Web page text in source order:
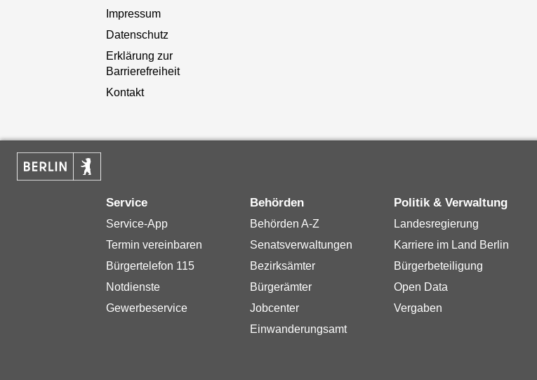
Impressum
Datenschutz
Erklärung zur
Barrierefreiheit
Kontakt
Service
Service-App
Termin vereinbaren
Bürgertelefon 115
Notdienste
Gewerbeservice
Behörden
Behörden A-Z
Senatsverwaltungen
Bezirksämter
Bürgerämter
Jobcenter
Einwanderungsamt
Politik & Verwaltung
Landesregierung
Karriere im Land Berlin
Bürgerbeteiligung
Open Data
Vergaben